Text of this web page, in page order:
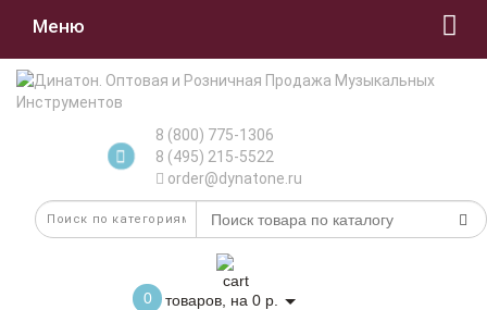
Меню
8 (800) 775-1306
8 (495) 215-5522
order@dynatone.ru
0 товаров, на 0 р.